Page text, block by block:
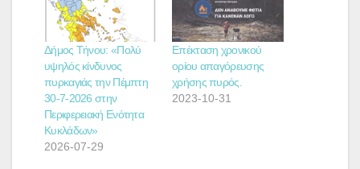
Δήμος Τήνου: «Πολύ
υψηλός κίνδυνος
πυρκαγιάς την Πέμπτη
30-7-2026 στην
Περιφερειακή Ενότητα
Κυκλάδων»
2026-07-29
Επέκταση χρονικού
ορίου απαγόρευσης
χρήσης πυρός.
2023-10-31